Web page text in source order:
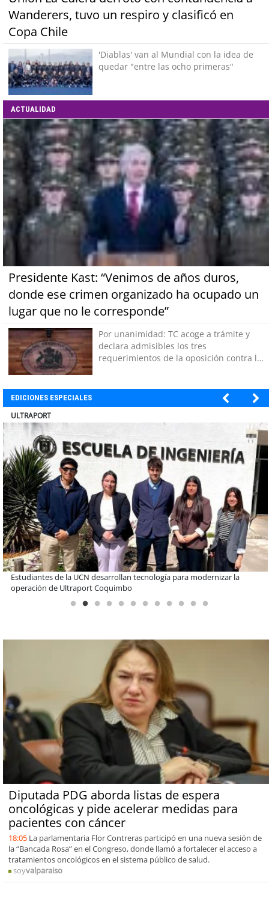
Wanderers, tuvo un respiro y clasificó en
Copa Chile
'Diablas' van al Mundial con la idea de
quedar "entre las ocho primeras"
ACTUALIDAD
Presidente Kast: “Venimos de años duros,
donde ese crimen organizado ha ocupado un
lugar que no le corresponde”
Por unanimidad: TC acoge a trámite y
declara admisibles los tres
requerimientos de la oposición contra la
EDICIONES ESPECIALES
BANCO DE CHILE
Educación y colaboración público-privada se toman La Araucanía:
encuentro reunió a líderes para abordar las brechas y oportunidades
Diputada PDG aborda listas de espera
oncológicas y pide acelerar medidas para
pacientes con cáncer
18:05 La parlamentaria Flor Contreras participó en una nueva sesión de
la “Bancada Rosa” en el Congreso, donde llamó a fortalecer el acceso a
tratamientos oncológicos en el sistema público de salud.
soyvalparaiso